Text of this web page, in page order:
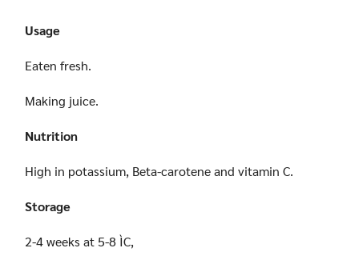
Usage
Eaten fresh.
Making juice.
Nutrition
High in potassium, Beta-carotene and vitamin C.
Storage
2-4 weeks at 5-8 ÌC,